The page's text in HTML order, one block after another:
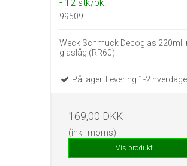
- 12 stk/pk.
99509
Weck Schmuck Decoglas 220ml
glaslåg (RR60).
På lager. Levering 1-2
169,00 DKK
(inkl. moms)
Vis produkt